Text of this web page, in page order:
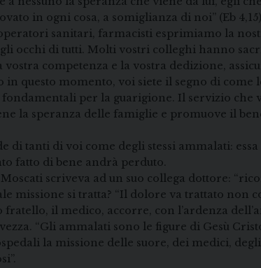
in ogni cosa, a somiglianza di noi” (Eb
sanitari, farmacisti esprimiamo la
occhi di tutti. Molti vostri colleghi hanno
vostra competenza e la vostra dedizione,
in questo momento, voi siete il segno di
per la guarigione. Il servizio che
la speranza delle famiglie e promuove il
di tanti di voi come degli stessi ammalati:
fatto di bene andrà perduto.
scriveva ad un suo collega dottore:
missione si tratta? “Il dolore va trattato
fratello, il medico, accorre, con l’ardenza
“Gli ammalati sono le figure di Gesù
la missione delle suore, dei medici,